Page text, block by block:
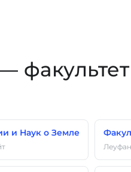
и Наук о Земле